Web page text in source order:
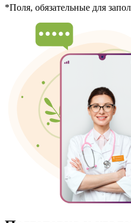
*Поля, обязательные для